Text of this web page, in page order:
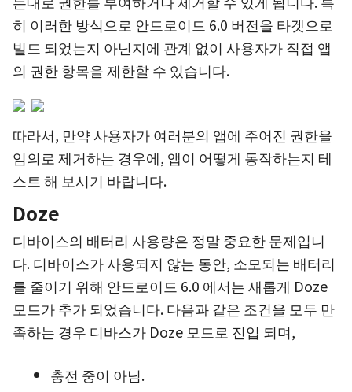
히 이러한 방식으로 안드로이드 6.0 버전을 타겟으로
빌드 되었는지 아닌지에 관계 없이 사용자가 직접 앱
의 권한 항목을 제한할 수 있습니다.
따라서, 만약 사용자가 여러분의 앱에 주어진 권한을
임의로 제거하는 경우에, 앱이 어떻게 동작하는지 테
스트 해 보시기 바랍니다.
Doze
디바이스의 배터리 사용량은 정말 중요한 문제입니
다. 디바이스가 사용되지 않는 동안, 소모되는 배터리
를 줄이기 위해 안드로이드 6.0 에서는 새롭게 Doze
모드가 추가 되었습니다. 다음과 같은 조건을 모두 만
족하는 경우 디바스가 Doze 모드로 진입 되며,
충전 중이 아님.